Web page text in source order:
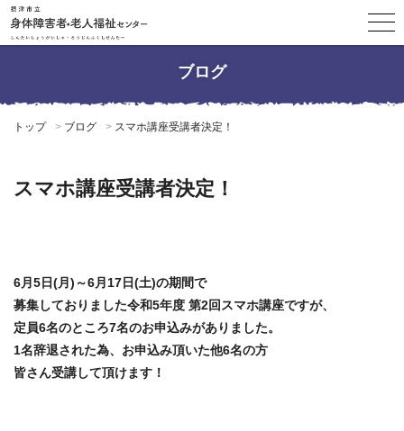
ブログ
トップ ブログ スマホ講座受講者決定！
スマホ講座受講者決定！
6月5日(月)～6月17日(土)の期間で
募集しておりました令和5年度 第2回スマホ講座ですが、
定員6名のところ7名のお申込みがありました。
1名辞退された為、お申込み頂いた他6名の方
皆さん受講して頂けます！